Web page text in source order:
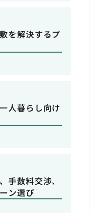
を解決するプ
人暮らし向け
手数料交渉、
ン選び